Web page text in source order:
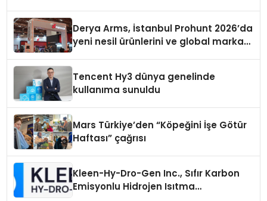
Derya Arms, İstanbul Prohunt 2026’da
yeni nesil ürünlerini ve global marka
Tencent Hy3 dünya genelinde
kullanıma sunuldu
Mars Türkiye’den “Köpeğini İşe Götür
Haftası” çağrısı
Kleen-Hy-Dro-Gen Inc., Sıfır Karbon
Emisyonlu Hidrojen Isıtma